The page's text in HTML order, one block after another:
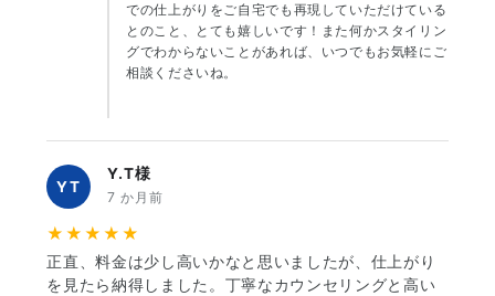
での仕上がりをご自宅でも再現していただけている
とのこと、とても嬉しいです！また何かスタイリン
グでわからないことがあれば、いつでもお気軽にご
相談くださいね。
YT
Y.T様
7 か月前
★★★★★
正直、料金は少し高いかなと思いましたが、仕上がり
を見たら納得しました。丁寧なカウンセリングと高い